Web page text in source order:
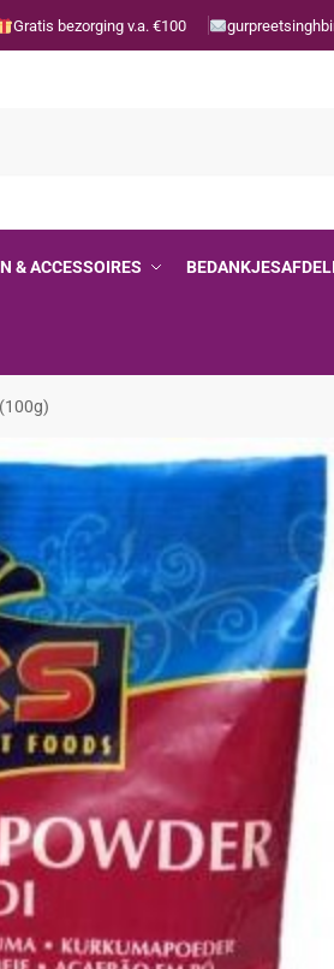
Gratis bezorging v.a. €100
& ACCESSOIRES